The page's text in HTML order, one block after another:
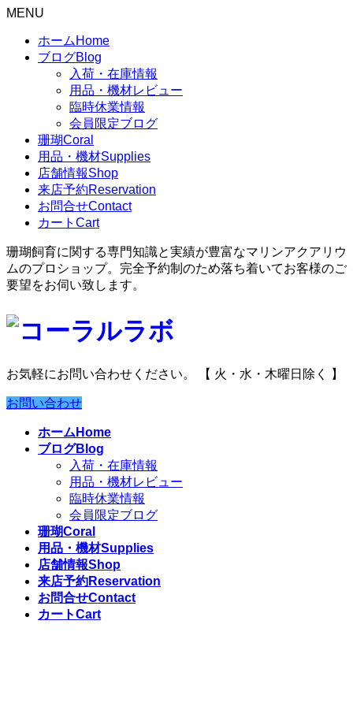
MENU
ホーム Home
ブログBlog
入荷・在庫情報
用品・機材レビュー
臨時休業情報
会員限定ブログ
珊瑚Coral
用品・機材Supplies
店舗情報Shop
来店予約Reservation
お問合せContact
カート Cart
珊瑚飼育に関する専門知識と実績が豊富なマリンアクアリウ
ムのプロショップ。完全予約制のため落ち着いてお客様のご
要望をお伺い致します。
お気軽にお問い合わせください。 【 火・水・木曜日除く 】
お問い合わせ
ホーム Home
ブログBlog
入荷・在庫情報
用品・機材レビュー
臨時休業情報
会員限定ブログ
珊瑚Coral
用品・機材Supplies
店舗情報Shop
来店予約Reservation
お問合せContact
カートCart